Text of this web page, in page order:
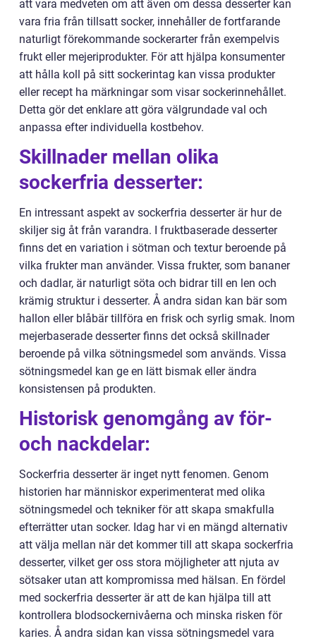
att vara medveten om att även om dessa desserter kan
vara fria från tillsatt socker, innehåller de fortfarande
naturligt förekommande sockerarter från exempelvis
frukt eller mejeriprodukter. För att hjälpa konsumenter
att hålla koll på sitt sockerintag kan vissa produkter
eller recept ha märkningar som visar sockerinnehållet.
Detta gör det enklare att göra välgrundade val och
anpassa efter individuella kostbehov.
Skillnader mellan olika
sockerfria desserter:
En intressant aspekt av sockerfria desserter är hur de
skiljer sig åt från varandra. I fruktbaserade desserter
finns det en variation i sötman och textur beroende på
vilka frukter man använder. Vissa frukter, som bananer
och dadlar, är naturligt söta och bidrar till en len och
krämig struktur i desserter. Å andra sidan kan bär som
hallon eller blåbär tillföra en frisk och syrlig smak. Inom
mejerbaserade desserter finns det också skillnader
beroende på vilka sötningsmedel som används. Vissa
sötningsmedel kan ge en lätt bismak eller ändra
konsistensen på produkten.
Historisk genomgång av för-
och nackdelar:
Sockerfria desserter är inget nytt fenomen. Genom
historien har människor experimenterat med olika
sötningsmedel och tekniker för att skapa smakfulla
efterrätter utan socker. Idag har vi en mängd alternativ
att välja mellan när det kommer till att skapa sockerfria
desserter, vilket ger oss stora möjligheter att njuta av
sötsaker utan att kompromissa med hälsan. En fördel
med sockerfria desserter är att de kan hjälpa till att
kontrollera blodsockernivåerna och minska risken för
karies. Å andra sidan kan vissa sötningsmedel vara